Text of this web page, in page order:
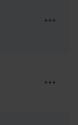
+++
+++